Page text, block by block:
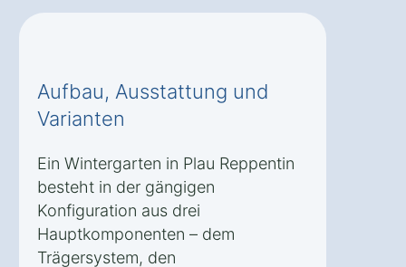
Aufbau, Ausstattung und
Varianten
Ein Wintergarten in Plau Reppentin
besteht in der gängigen
Konfiguration aus drei
Hauptkomponenten – dem
Trägersystem, den